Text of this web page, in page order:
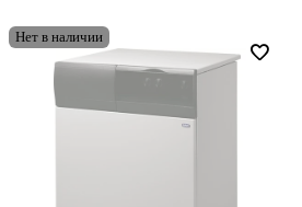
Нет в наличии